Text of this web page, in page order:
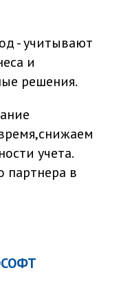
- учитывают
и
решения.
учета.
партнера в